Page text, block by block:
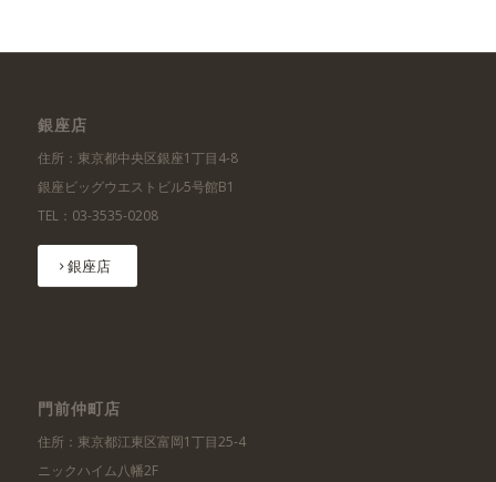
銀座店
住所：東京都中央区銀座1丁目4-8
銀座ビッグウエストビル5号館B1
TEL：03-3535-0208
銀座店
門前仲町店
住所：東京都江東区富岡1丁目25-4
ニックハイム八幡2F